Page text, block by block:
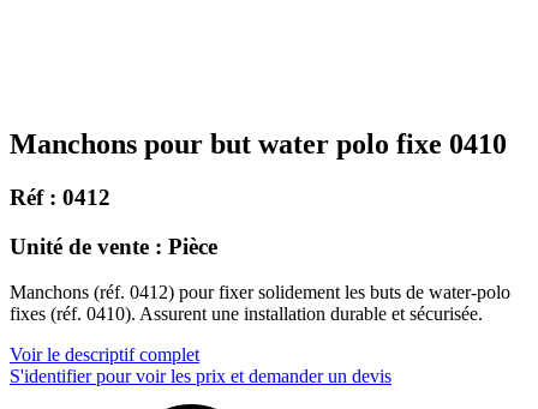
Manchons pour but water polo fixe 0410
Réf : 0412
Unité de vente : Pièce
Manchons (réf. 0412) pour fixer solidement les buts de water-polo
fixes (réf. 0410). Assurent une installation durable et sécurisée.
Voir le descriptif complet
S'identifier pour voir les prix et demander un devis